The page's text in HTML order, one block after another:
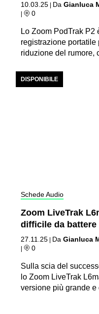
10.03.25 DaGianluca
| 0
Lo Zoom PodTrak P2
registrazione portatile
riduzione del rumore,
DISPONIBILE
Schede Audio
Zoom LiveTrak
difficile da battere
27.11.25 | DaGianluca
| 0
Sulla scia del
lo Zoom LiveTrak
versione più grande e